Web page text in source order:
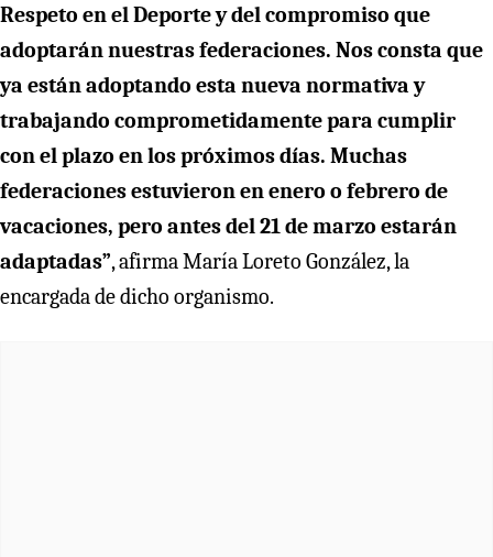
Respeto en el Deporte y del compromiso que
adoptarán nuestras federaciones. Nos consta que
ya están adoptando esta nueva normativa y
trabajando comprometidamente para cumplir
con el plazo en los próximos días. Muchas
federaciones estuvieron en enero o febrero de
vacaciones, pero antes del 21 de marzo estarán
adaptadas”, afirma María Loreto González, la
encargada de dicho organismo.